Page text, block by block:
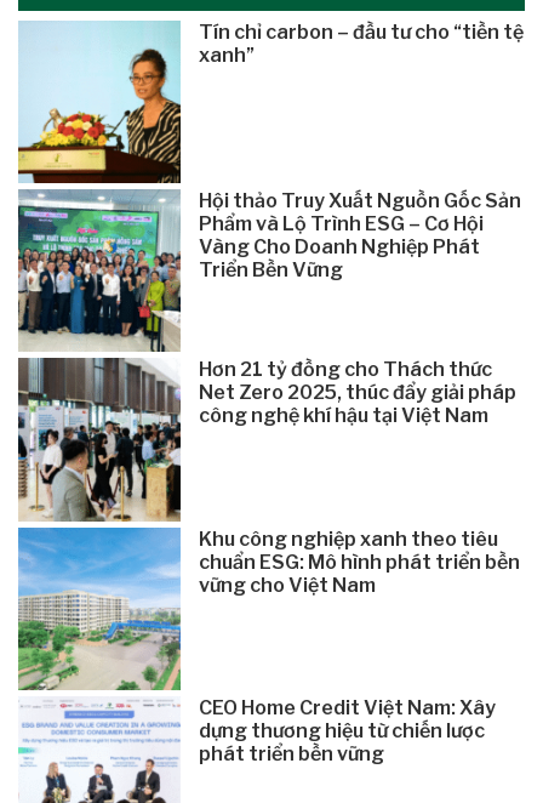
Tín chỉ carbon – đầu tư cho “tiền tệ
xanh”
Hội thảo Truy Xuất Nguồn Gốc Sản
Phẩm và Lộ Trình ESG – Cơ Hội
Vàng Cho Doanh Nghiệp Phát
Triển Bền Vững
Hơn 21 tỷ đồng cho Thách thức
Net Zero 2025, thúc đẩy giải pháp
công nghệ khí hậu tại Việt Nam
Khu công nghiệp xanh theo tiêu
chuẩn ESG: Mô hình phát triển bền
vững cho Việt Nam
CEO Home Credit Việt Nam: Xây
dựng thương hiệu từ chiến lược
phát triển bền vững